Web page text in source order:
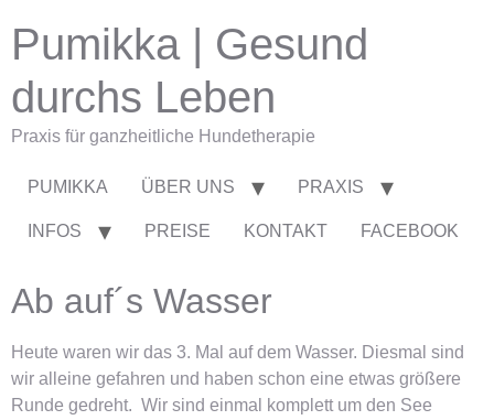
Pumikka | Gesund
durchs Leben
Praxis für ganzheitliche Hundetherapie
PUMIKKA ÜBER UNS PRAXIS
INFOS PREISE KONTAKT FACEBOOK
Ab auf´s Wasser
Heute waren wir das 3. Mal auf dem Wasser. Diesmal sind
wir alleine gefahren und haben schon eine etwas größere
Runde gedreht. Wir sind einmal komplett um den See